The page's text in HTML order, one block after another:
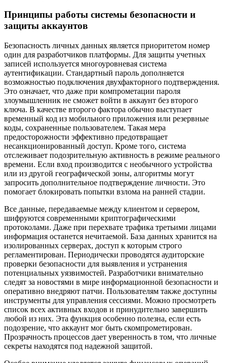
Принципы работы системы безопасности и
защиты аккаунтов
Безопасность личных данных является приоритетом номер
один для разработчиков платформы. Для защиты учетных
записей используется многоуровневая система
аутентификации. Стандартный пароль дополняется
возможностью подключения двухфакторного подтверждения.
Это означает, что даже при компрометации пароля
злоумышленник не сможет войти в аккаунт без второго
ключа. В качестве второго фактора обычно выступает
временный код из мобильного приложения или резервные
коды, сохраненные пользователем. Такая мера
предосторожности эффективно предотвращает
несанкционированный доступ. Кроме того, система
отслеживает подозрительную активность в режиме реального
времени. Если вход производится с необычного устройства
или из другой географической зоны, алгоритмы могут
запросить дополнительное подтверждение личности. Это
помогает блокировать попытки взлома на ранней стадии.
Все данные, передаваемые между клиентом и сервером,
шифруются современными криптографическими
протоколами. Даже при перехвате трафика третьими лицами
информация останется нечитаемой. База данных хранится на
изолированных серверах, доступ к которым строго
регламентирован. Периодически проводятся аудиторские
проверки безопасности для выявления и устранения
потенциальных уязвимостей. Разработчики внимательно
следят за новостями в мире информационной безопасности и
оперативно внедряют патчи. Пользователям также доступны
инструменты для управления сессиями. Можно просмотреть
список всех активных входов и принудительно завершить
любой из них. Эта функция особенно полезна, если есть
подозрение, что аккаунт мог быть скомпрометирован.
Прозрачность процессов дает уверенность в том, что личные
секреты находятся под надежной защитой.